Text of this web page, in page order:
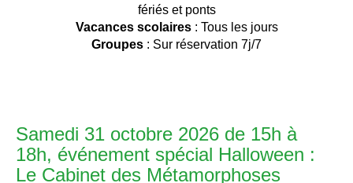
fériés et ponts
Vacances scolaires: Tous les jours
Groupes : Sur réservation 7j/7
Samedi 31 octobre 2026 de 15h à
18h, événement spécial Halloween :
Le Cabinet des Métamorphoses